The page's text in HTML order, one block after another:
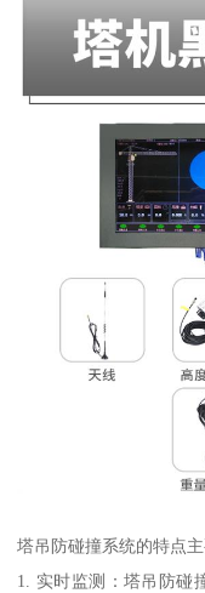
塔吊防碰撞系统的特点
1. 实时监测：塔吊防碰